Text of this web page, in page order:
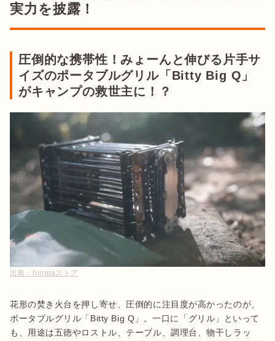
実力を披露！
圧倒的な携帯性！みょーんと伸びる片手サ
イズのポータブルグリル「Bitty Big Q」
がキャンプの救世主に！？
出典： hinataストア
花形の焚き火台を押し寄せ、圧倒的に注目度が高かったのが、
ポータブルグリル「Bitty Big Q」。一口に「グリル」といって
も、用途は五徳やロストル、テーブル、調理台、物干しラッ